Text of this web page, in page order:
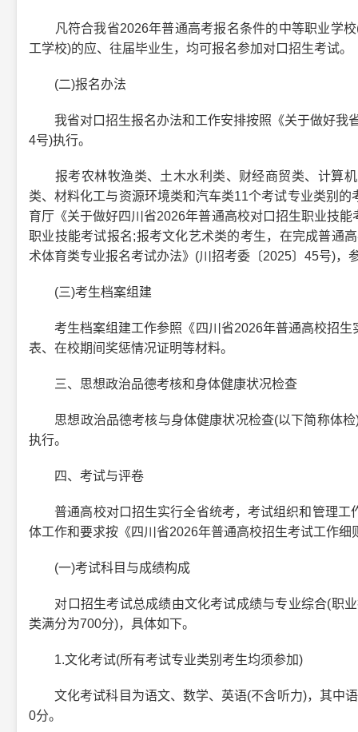
凡符合我省2026年普通高考报名条件的中等职业学校
工学校)的应、往届毕业生，均可报名参加对口招生考试。
(二)报名办法
我省对口招生报名办法和工作安排按照《关于做好我
4号)执行。
报考农林牧渔类、土木水利类、财经商贸类、计算机
类、材料化工与资源环境类和汽车类11个考试专业类别
育厅《关于做好四川省2026年普通高校对口招生职业技
职业技能考试报名;报考文化艺术类的考生，在完成普通
术体育类专业报名考试办法》(川招考委〔2025〕45号)，
(三)考生档案组建
考生档案组建工作参照《四川省2026年普通高校招生
表、在校期间奖惩情况证明等材料。
三、思想政治品德考核和身体健康状况检查
思想政治品德考核与身体健康状况检查(以下简称体检
执行。
四、考试与评卷
普通高校对口招生实行全省统考，考试组织和管理工
体工作和要求按《四川省2026年普通高校招生考试工作细
(一)考试科目与成绩构成
对口招生考试总成绩由文化考试成绩与专业综合(职业
类满分为700分)，具体如下。
1.文化考试(所有考试专业类别考生均须参加)
文化考试科目为语文、数学、英语(不含听力)，其中
0分。